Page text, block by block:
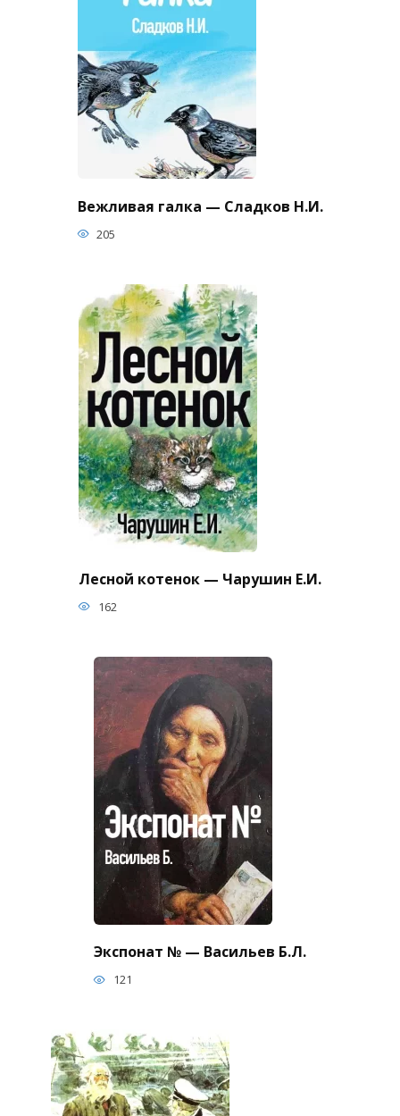
Вежливая галка — Сладков Н.И.
205
Лесной котенок — Чарушин Е.И.
162
Экспонат № — Васильев Б.Л.
121